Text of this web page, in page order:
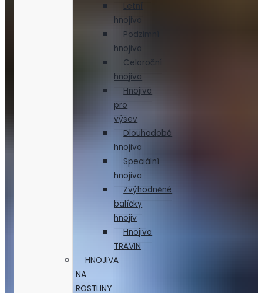
Letní
hnojiva
Podzimní
hnojiva
Celoroční
hnojiva
Hnojiva
pro
výsev
Dlouhodobá
hnojiva
Speciální
hnojiva
Zvýhodněné
balíčky
hnojiv
Hnojiva
TRAVIN
HNOJIVA
NA
ROSTLINY